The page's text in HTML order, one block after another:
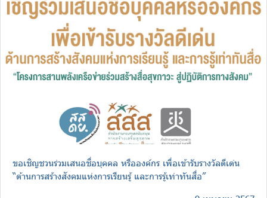
ขอเชิญชวนร่วมเสนอชื่อบุคคล หรือองค์กร เพื่อเข้ารับรางวัลดีเด่น
“ด้านการสร้างสังคมแห่งการเรียนรู้ และการรู้เท่าทันสื่อ”